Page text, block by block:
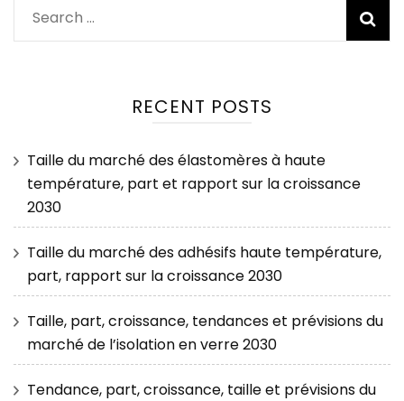
Search
for:
RECENT POSTS
Taille du marché des élastomères à haute
température, part et rapport sur la croissance
2030
Taille du marché des adhésifs haute température,
part, rapport sur la croissance 2030
Taille, part, croissance, tendances et prévisions du
marché de l’isolation en verre 2030
Tendance, part, croissance, taille et prévisions du